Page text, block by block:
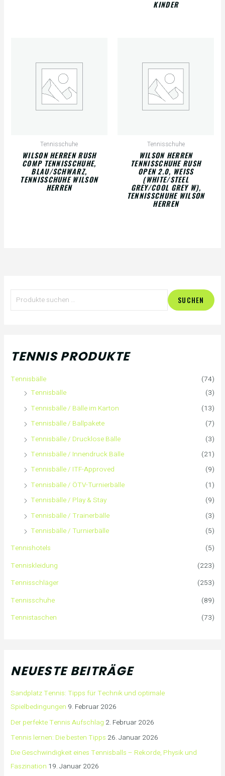
KINDER
Tennisschuhe
WILSON HERREN RUSH
COMP TENNISSCHUHE,
BLAU/SCHWARZ,
TENNISSCHUHE WILSON
HERREN
Tennisschuhe
WILSON HERREN
TENNISSCHUHE RUSH
OPEN 2.0, WEISS (
WHITE/STEEL G
REY/COOL GREY W), T
ENNISSCHUHE WILSON H
ERREN
SUCHEN
TENNIS PRODUKTE
Tennisbälle
(74)
Tennisbälle
(3)
Tennisbälle / Bälle im Karton
(13)
Tennisbälle / Ballpakete
(7)
Tennisbälle / Drucklose Bälle
(3)
Tennisbälle / Innendruck Bälle
(21)
Tennisbälle / ITF-Approved
(9)
Tennisbälle / ÖTV-Turnierbälle
(1)
Tennisbälle / Play & Stay
(9)
Tennisbälle / Trainerbälle
(3)
Tennisbälle / Turnierbälle
(5)
Tennishotels
(5)
Tenniskleidung
(223)
Tennisschläger
(253)
Tennisschuhe
(89)
Tennistaschen
(73)
NEUESTE BEITRÄGE
Sandplatz Tennis: Tipps für Technik und optimale
Spielbedingungen 9. Februar 2026
Der perfekte Tennis Aufschlag 2. Februar 2026
Tennis lernen: Die besten Tipps 26. Januar 2026
Die Geschwindigkeit eines Tennisballs – Rekorde, Physik und
Faszination 19. Januar 2026